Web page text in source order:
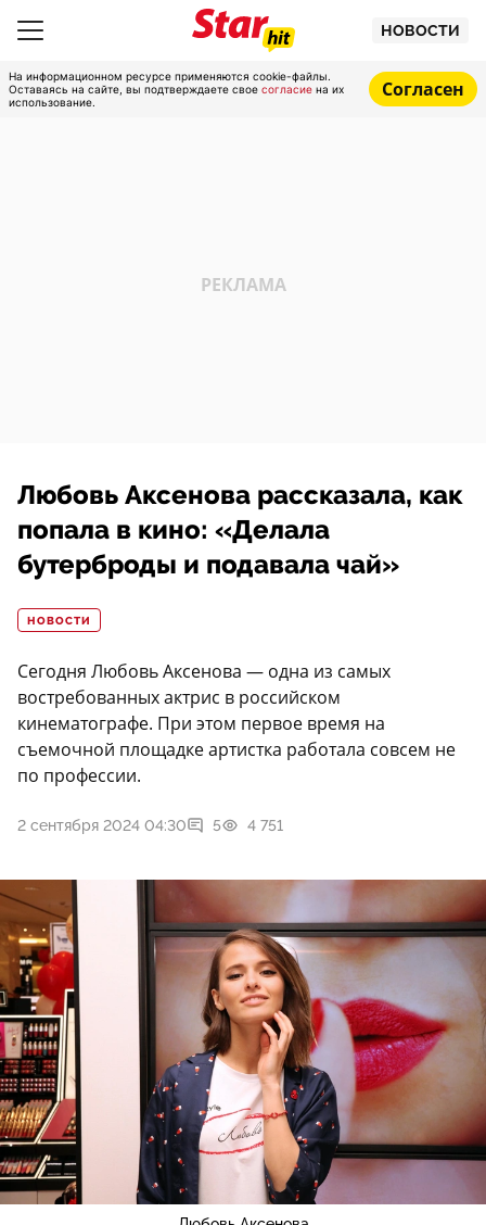
НОВОСТИ
На информационном ресурсе применяются cookie-файлы.
Оставаясь на сайте, вы подтверждаете свое согласие на их
использование.
Согласен
Любовь Аксенова рассказала, как
попала в кино: «Делала
бутерброды и подавала чай»
НОВОСТИ
Сегодня Любовь Аксенова — одна из самых
востребованных актрис в российском
кинематографе. При этом первое время на
съемочной площадке артистка работала совсем не
по профессии.
2 сентября 2024 04:30 5 4 751